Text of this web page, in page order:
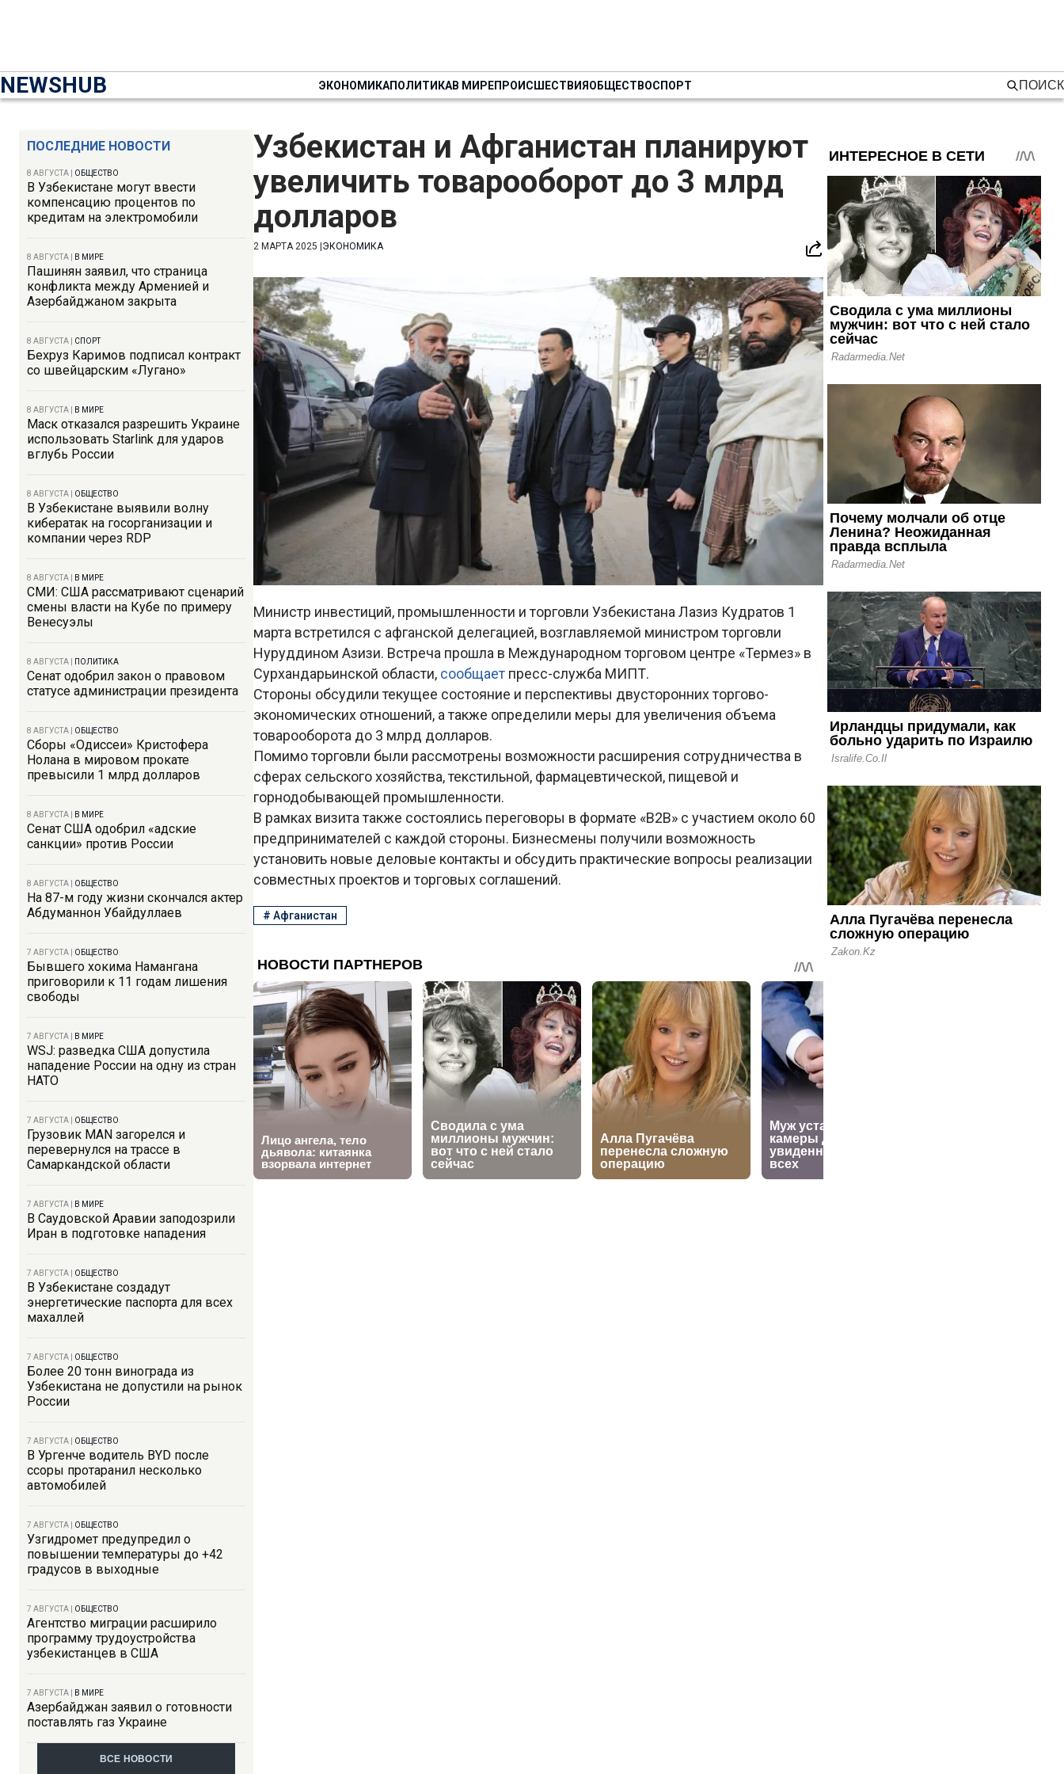
NEWSHUB ЭКОНОМИКАПОЛИТИКАВ МИРЕПРОИСШЕСТВИЯОБЩЕСТВОСПОРТ ПОИСК
ПОСЛЕДНИЕ НОВОСТИ
8 АВГУСТА ОБЩЕСТВО
В Узбекистане могут ввести
компенсацию процентов по
кредитам на электромобили
8 АВГУСТА В МИРЕ
Пашинян заявил, что страница
конфликта между Арменией и
Азербайджаном закрыта
8 АВГУСТА СПОРТ
Бехруз Каримов подписал контракт
со швейцарским «Лугано»
8 АВГУСТА В МИРЕ
Маск отказался разрешить Украине
использовать Starlink для ударов
вглубь России
8 АВГУСТА ОБЩЕСТВО
В Узбекистане выявили волну
кибератак на госорганизации и
компании через RDP
8 АВГУСТА В МИРЕ
СМИ: США рассматривают сценарий
смены власти на Кубе по примеру
Венесуэлы
8 АВГУСТА ПОЛИТИКА
Сенат одобрил закон о правовом
статусе администрации президента
8 АВГУСТА ОБЩЕСТВО
Сборы «Одиссеи» Кристофера
Нолана в мировом прокате
превысили 1 млрд долларов
8 АВГУСТА В МИРЕ
Сенат США одобрил «адские
санкции» против России
8 АВГУСТА ОБЩЕСТВО
На 87-м году жизни скончался актер
Абдуманнон Убайдуллаев
7 АВГУСТА ОБЩЕСТВО
Бывшего хокима Намангана
приговорили к 11 годам лишения
свободы
7 АВГУСТА В МИРЕ
WSJ: разведка США допустила
нападение России на одну из стран
НАТО
7 АВГУСТА ОБЩЕСТВО
Грузовик MAN загорелся и
перевернулся на трассе в
Самаркандской области
7 АВГУСТА В МИРЕ
В Саудовской Аравии заподозрили
Иран в подготовке нападения
7 АВГУСТА ОБЩЕСТВО
В Узбекистане создадут
энергетические паспорта для всех
махаллей
7 АВГУСТА ОБЩЕСТВО
Более 20 тонн винограда из
Узбекистана не допустили на рынок
России
7 АВГУСТА ОБЩЕСТВО
В Ургенче водитель BYD после
ссоры протаранил несколько
автомобилей
7 АВГУСТА ОБЩЕСТВО
Узгидромет предупредил о
повышении температуры до +42
градусов в выходные
7 АВГУСТА ОБЩЕСТВО
Агентство миграции расширило
программу трудоустройства
узбекистанцев в США
7 АВГУСТА В МИРЕ
Азербайджан заявил о готовности
поставлять газ Украине
ВСЕ НОВОСТИ
Узбекистан и Афганистан планируют
увеличить товарооборот до 3 млрд
долларов
2 МАРТА 2025 ЭКОНОМИКА
Министр инвестиций, промышленности и торговли Узбекистана Лазиз Кудратов 1
марта встретился с афганской делегацией, возглавляемой министром торговли
Нуруддином Азизи. Встреча прошла в Международном торговом центре «Термез» в
Сурхандарьинской области, сообщает пресс-служба МИПТ.
Стороны обсудили текущее состояние и перспективы двусторонних торгово-
экономических отношений, а также определили меры для увеличения объема
товарооборота до 3 млрд долларов.
Помимо торговли были рассмотрены возможности расширения сотрудничества в
сферах сельского хозяйства, текстильной, фармацевтической, пищевой и
горнодобывающей промышленности.
В рамках визита также состоялись переговоры в формате «B2B» с участием около 60
предпринимателей с каждой стороны. Бизнесмены получили возможность
установить новые деловые контакты и обсудить практические вопросы реализации
совместных проектов и торговых соглашений.
# Афганистан